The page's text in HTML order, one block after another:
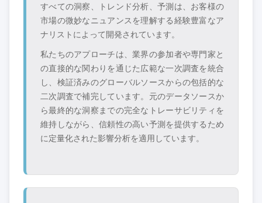
すべての洞察、トレンド分析、予測は、お客様の
市場の微妙なニュアンスを理解する経験豊富なア
ナリストによって開発されています。
私たちのアプローチは、業界の参加者や専門家と
の直接的な関わりを通じた広範な一次調査を統合
し、検証済みのグローバルソースからの包括的な
二次調査で補完しています。元のデータソースか
ら最終的な洞察までの完全なトレーサビリティを
維持しながら、信頼性の高い予測を提供するため
に定量化された影響分析を適用しています。